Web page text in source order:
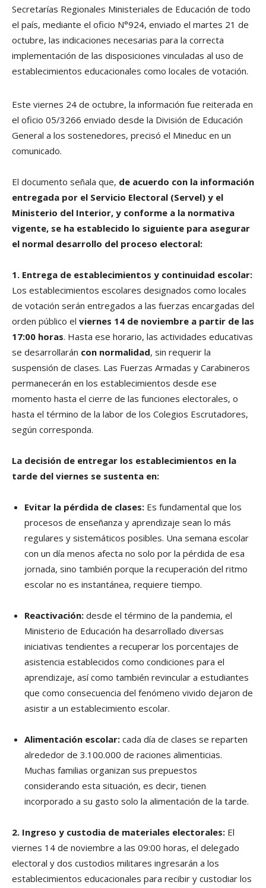
Secretarías Regionales Ministeriales de Educación de todo
el país, mediante el oficio N°924, enviado el martes 21 de
octubre, las indicaciones necesarias para la correcta
implementación de las disposiciones vinculadas al uso de
establecimientos educacionales como locales de votación.
Este viernes 24 de octubre, la información fue reiterada en
el oficio 05/3266 enviado desde la División de Educación
General a los sostenedores, precisó el Mineduc en un
comunicado.
El documento señala que, de acuerdo con la información
entregada por el Servicio Electoral (Servel) y el
Ministerio del Interior, y conforme a la normativa
vigente, se ha establecido lo siguiente para asegurar
el normal desarrollo del proceso electoral:
1. Entrega de establecimientos y continuidad escolar:
Los establecimientos escolares designados como locales
de votación serán entregados a las fuerzas encargadas del
orden público el viernes 14 de noviembre a partir de las
17:00 horas. Hasta ese horario, las actividades educativas
se desarrollarán con normalidad, sin requerir la
suspensión de clases. Las Fuerzas Armadas y Carabineros
permanecerán en los establecimientos desde ese
momento hasta el cierre de las funciones electorales, o
hasta el término de la labor de los Colegios Escrutadores,
según corresponda.
La decisión de entregar los establecimientos en la
tarde del viernes se sustenta en:
Evitar la pérdida de clases: Es fundamental que los
procesos de enseñanza y aprendizaje sean lo más
regulares y sistemáticos posibles. Una semana escolar
con un día menos afecta no solo por la pérdida de esa
jornada, sino también porque la recuperación del ritmo
escolar no es instantánea, requiere tiempo.
Reactivación: desde el término de la pandemia, el
Ministerio de Educación ha desarrollado diversas
iniciativas tendientes a recuperar los porcentajes de
asistencia establecidos como condiciones para el
aprendizaje, así como también revincular a estudiantes
que como consecuencia del fenómeno vivido dejaron de
asistir a un establecimiento escolar.
Alimentación escolar: cada día de clases se reparten
alrededor de 3.100.000 de raciones alimenticias.
Muchas familias organizan sus prepuestos
considerando esta situación, es decir, tienen
incorporado a su gasto solo la alimentación de la tarde.
2. Ingreso y custodia de materiales electorales: El
viernes 14 de noviembre a las 09:00 horas, el delegado
electoral y dos custodios militares ingresarán a los
establecimientos educacionales para recibir y custodiar los